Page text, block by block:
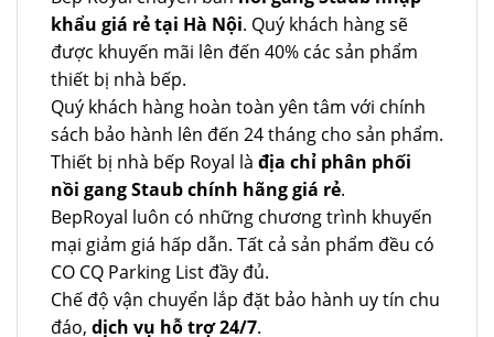
khẩu giá rẻ tại Hà Nội. Quý khách hàng sẽ
được khuyến mãi lên đến 40% các sản phẩm
thiết bị nhà bếp.
Quý khách hàng hoàn toàn yên tâm với chính
sách bảo hành lên đến 24 tháng cho sản phẩm.
Thiết bị nhà bếp Royal là địa chỉ phân phối
nồi gang Staub chính hãng giá rẻ.
BepRoyal luôn có những chương trình khuyến
mại giảm giá hấp dẫn. Tất cả sản phẩm đều có
CO CQ Parking List đầy đủ.
Chế độ vận chuyển lắp đặt bảo hành uy tín chu
đáo, dịch vụ hỗ trợ 24/7.